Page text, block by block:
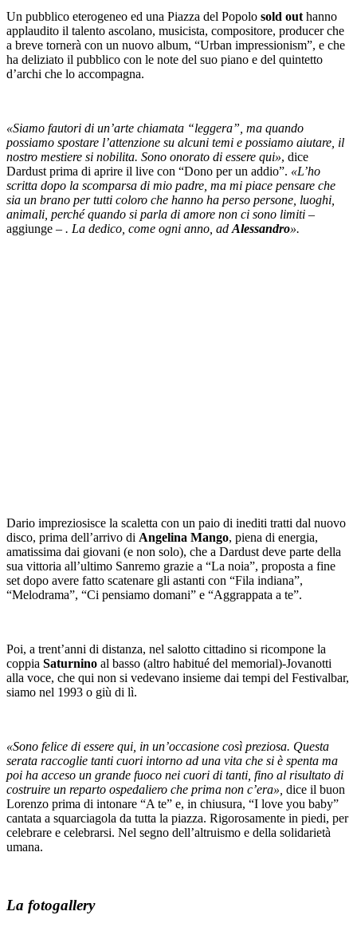
Un pubblico eterogeneo ed una Piazza del Popolo sold out hanno
applaudito il talento ascolano, musicista, compositore, producer che
a breve tornerà con un nuovo album, “Urban impressionism”, e che
ha deliziato il pubblico con le note del suo piano e del quintetto
d’archi che lo accompagna.
«Siamo fautori di un’arte chiamata “leggera”, ma quando
possiamo spostare l’attenzione su alcuni temi e possiamo aiutare, il
nostro mestiere si nobilita. Sono onorato di essere qui», dice
Dardust prima di aprire il live con “Dono per un addio”. «L’ho
scritta dopo la scomparsa di mio padre, ma mi piace pensare che
sia un brano per tutti coloro che hanno ha perso persone, luoghi,
animali, perché quando si parla di amore non ci sono limiti –
aggiunge – . La dedico, come ogni anno, ad Alessandro».
Dario impreziosisce la scaletta con un paio di inediti tratti dal nuovo
disco, prima dell’arrivo di Angelina Mango, piena di energia,
amatissima dai giovani (e non solo), che a Dardust deve parte della
sua vittoria all’ultimo Sanremo grazie a “La noia”, proposta a fine
set dopo avere fatto scatenare gli astanti con “Fila indiana”,
“Melodrama”, “Ci pensiamo domani” e “Aggrappata a te”.
Poi, a trent’anni di distanza, nel salotto cittadino si ricompone la
coppia Saturnino al basso (altro habitué del memorial)-Jovanotti
alla voce, che qui non si vedevano insieme dai tempi del Festivalbar,
siamo nel 1993 o giù di lì.
«Sono felice di essere qui, in un’occasione così preziosa. Questa
serata raccoglie tanti cuori intorno ad una vita che si è spenta ma
poi ha acceso un grande fuoco nei cuori di tanti, fino al risultato di
costruire un reparto ospedaliero che prima non c’era», dice il buon
Lorenzo prima di intonare “A te” e, in chiusura, “I love you baby”
cantata a squarciagola da tutta la piazza. Rigorosamente in piedi, per
celebrare e celebrarsi. Nel segno dell’altruismo e della solidarietà
umana.
La fotogallery